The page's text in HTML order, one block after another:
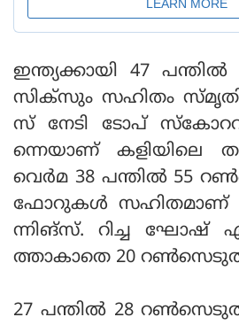
ഇന്ത്യക്കായി 47
സിക്‌സും സഹിതം
സ് നേടി ടോപ്
ന്നെയാണ് കളിയിലെ
വെർമ 38 പന്തിൽ 55
ഫോറുകൾ സഹിതമാണ്
ന്നിങ്‌സ്. റിച്ച ഘോഷ്
ത്താകാതെ 20
27 പന്തിൽ 28